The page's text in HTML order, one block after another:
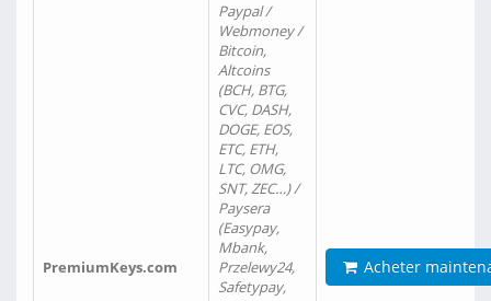
PremiumKeys.com
Paypal /
Webmoney /
Bitcoin,
Altcoins
(BCH, BTG,
CVC, DASH,
DOGE, EOS,
ETC, ETH,
LTC, OMG,
SNT, ZEC…) /
Paysera
(Easypay,
Mbank,
Przelewy24,
Safetypay,
Acheter